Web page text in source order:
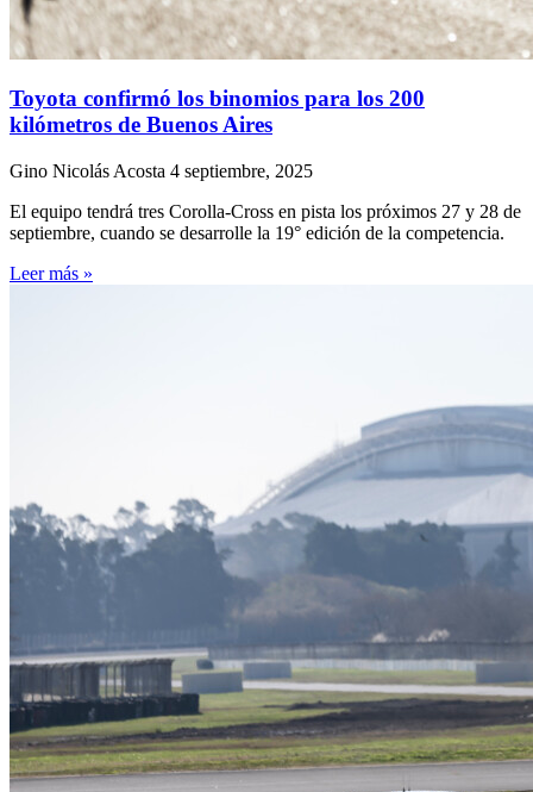
Toyota confirmó los binomios para los 200
kilómetros de Buenos Aires
Gino Nicolás Acosta 4 septiembre, 2025
El equipo tendrá tres Corolla-Cross en pista los próximos 27 y 28 de
septiembre, cuando se desarrolle la 19° edición de la competencia.
Leer más »